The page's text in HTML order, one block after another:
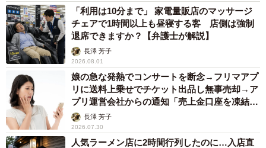
「利用は10分まで」 家電量販店のマッサージ
チェアで1時間以上も昼寝する客 店側は強制
退席できますか？【弁護士が解説】
長澤 芳子
2026.08.01
娘の急な発熱でコンサートを断念→フリマアプ
リに送料上乗せでチケット出品し無事売却→ア
プリ運営会社からの通知「売上金口座を凍結し
ました」【弁護士が解説】
長澤 芳子
2026.07.30
人気ラーメン店に2時間行列したのに…入店直